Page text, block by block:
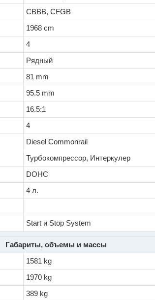
CBBB, CFGB
1968 cm
4
Рядный
81 mm
95.5 mm
16.5:1
4
Diesel Commonrail
Турбокомпрессор, Интеркулер
DOHC
4 л.
Start и Stop System
Габариты, объемы и массы
1581 kg
1970 kg
389 kg